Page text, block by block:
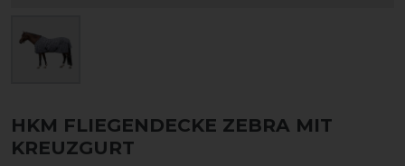
HKM FLIEGENDECKE ZEBRA MIT
KREUZGURT